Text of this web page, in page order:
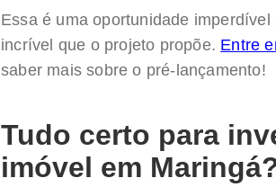
Essa é uma oportunidade
incrível que o projeto propõe. Entre
saber mais sobre o pré-lançamento!
Tudo certo para
imóvel em